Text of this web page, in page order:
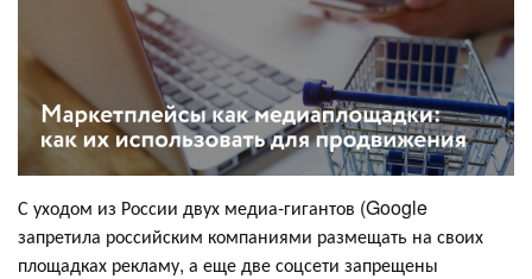
С уходом из России двух медиа-гигантов (Google
запретила российским компаниями размещать на своих
площадках рекламу, а еще две соцсети запрещены